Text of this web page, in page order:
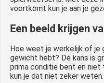
voortkomt kun je aan je
Een beeld krijgen
Hoe weet je werkelijk of je
gewicht hebt? De kans is
prima conditie bent en niet
kun je dat niet zeker weten.
van